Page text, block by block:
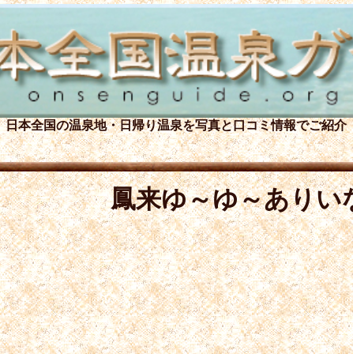
日本全国の温泉地・日帰り温泉を写真と口コミ情報でご紹介
鳳来ゆ～ゆ～ありい